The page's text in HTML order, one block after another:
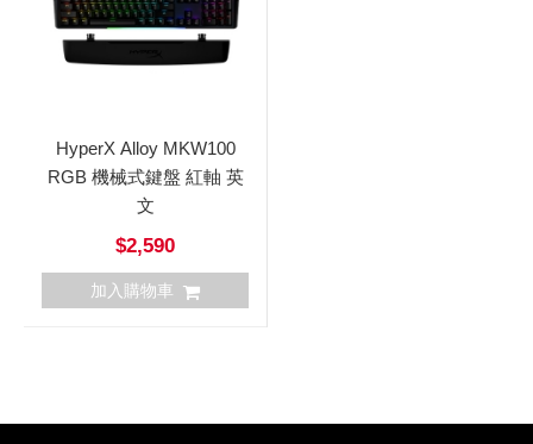
HyperX Alloy MKW100
RGB 機械式鍵盤 紅軸 英
文
$2,590
加入購物車